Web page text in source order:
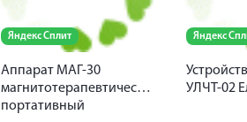
Яндекс Сплит
Аппарат МAГ-30
магнитотерапевтический
портативный
Яндекс
УЛЧТ-02